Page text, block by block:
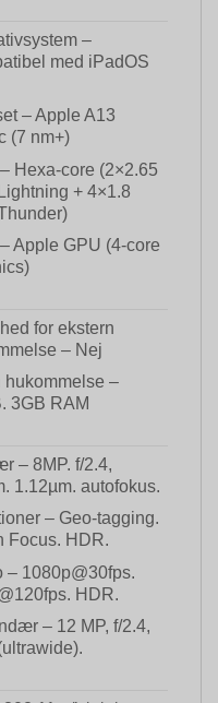
–
med iPadOS
– Apple A13
(7 nm+)
Hexa-core (2×2.65
+ 4×1.8
Apple GPU (4-core
for ekstern
– Nej
hukommelse –
3GB RAM
– 8MP. f/2.4,
1.12µm. autofokus.
– Geo-tagging.
Focus. HDR.
– 1080p@30fps.
HDR.
– 12 MP, f/2.4,